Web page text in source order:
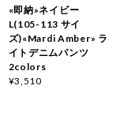
«即納»ネイビー
L(105-113 サイ
ズ)«Mardi Amber» ラ
イトデニムパンツ
2colors
¥3,510